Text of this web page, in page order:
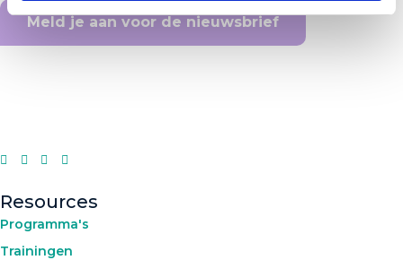
Meld je aan voor de nieuwsbrief
Resources
Programma's
Trainingen